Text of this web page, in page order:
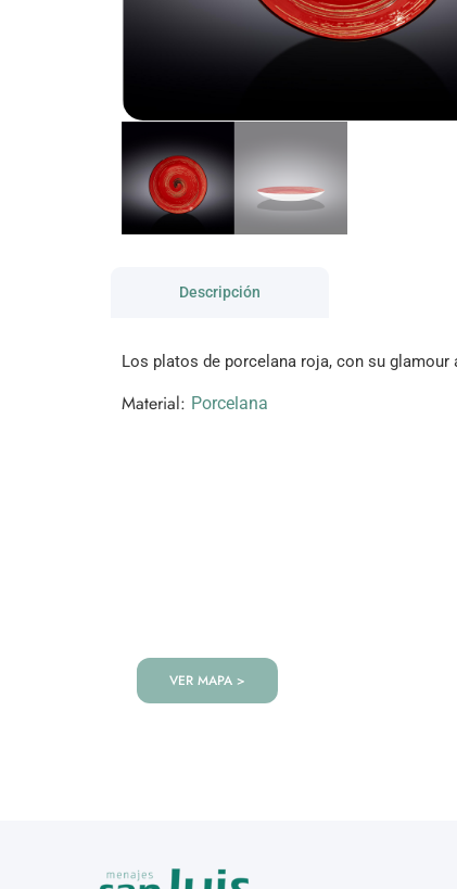
Descripción
Los platos de porcelana roja, con su
Material: Porcelana
VER MAPA >